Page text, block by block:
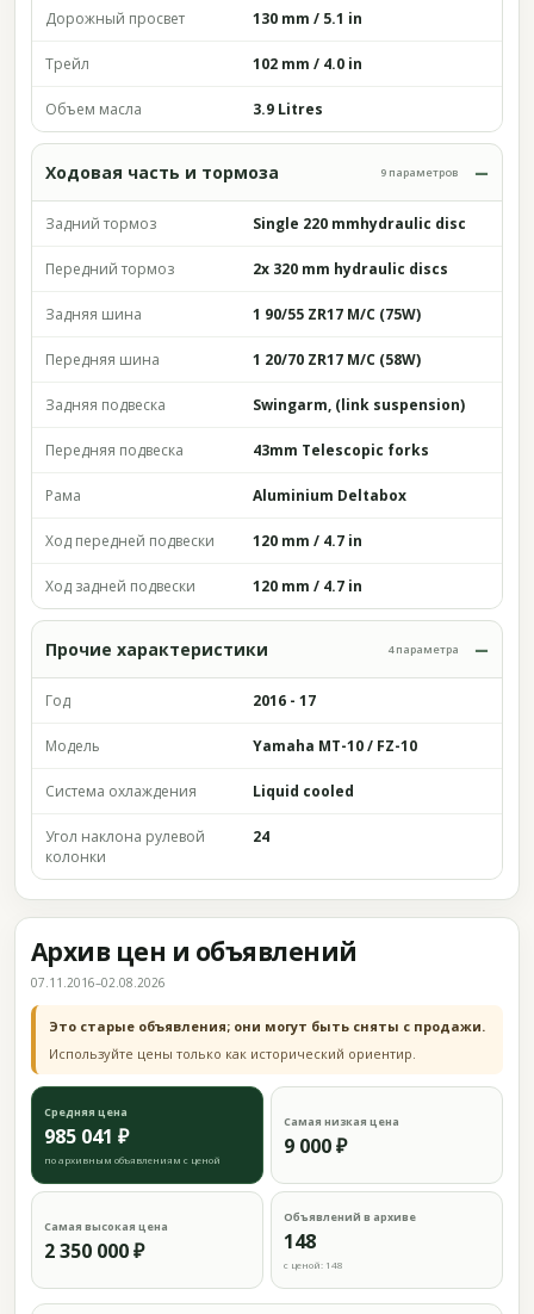
Дорожный просвет 130 mm / 5.1 in
Трейл 102 mm / 4.0 in
Объем масла 3.9 Litres
Ходовая часть и тормоза 9 параметров
Задний тормоз Single 220 mmhydraulic disc
Передний тормоз 2x 320 mm hydraulic discs
Задняя шина 1 90/55 ZR17 M/C (75W)
Передняя шина 1 20/70 ZR17 M/C (58W)
Задняя подвеска Swingarm, (link suspension)
Передняя подвеска 43mm Telescopic forks
Рама Aluminium Deltabox
Ход передней подвески 120 mm / 4.7 in
Ход задней подвески 120 mm / 4.7 in
Прочие характеристики 4 параметра
Год 2016 - 17
Модель Yamaha MT-10 / FZ-10
Система охлаждения Liquid cooled
Угол наклона рулевой
колонки
24
Архив цен и объявлений
07.11.2016–02.08.2026
Это старые объявления; они могут быть сняты с продажи.
Используйте цены только как исторический ориентир.
Средняя цена
985 041 ₽
по архивным объявлениям с ценой
Самая низкая цена
9 000 ₽
Самая высокая цена
2 350 000 ₽
Объявлений в архиве
148
с ценой: 148